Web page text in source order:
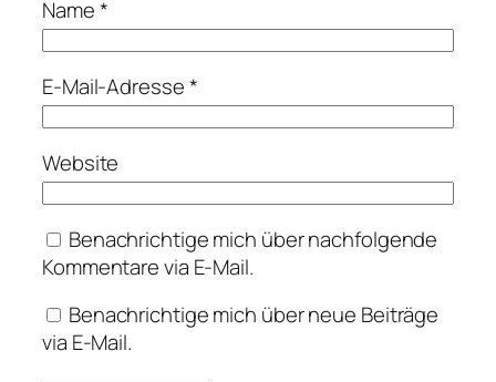
Name*
E-Mail-Adresse*
Website
Benachrichtige mich über nachfolgende
Kommentare via E-Mail.
Benachrichtige mich über neue Beiträge
via E-Mail.